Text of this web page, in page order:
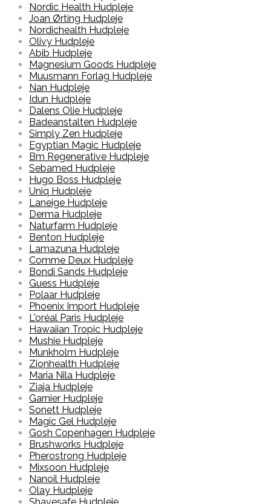
Nordic Health Hudpleje
Joan Ørting Hudpleje
Nordichealth Hudpleje
Olivy Hudpleje
Abib Hudpleje
Magnesium Goods Hudpleje
Muusmann Forlag Hudpleje
Nan Hudpleje
Idun Hudpleje
Dalens Olie Hudpleje
Badeanstalten Hudpleje
Simply Zen Hudpleje
Egyptian Magic Hudpleje
Bm Regenerative Hudpleje
Sebamed Hudpleje
Hugo Boss Hudpleje
Uniq Hudpleje
Laneige Hudpleje
Derma Hudpleje
Naturfarm Hudpleje
Benton Hudpleje
Lamazuna Hudpleje
Comme Deux Hudpleje
Bondi Sands Hudpleje
Guess Hudpleje
Polaar Hudpleje
Phoenix Import Hudpleje
L'oréal Paris Hudpleje
Hawaiian Tropic Hudpleje
Mushie Hudpleje
Munkholm Hudpleje
Zionhealth Hudpleje
Maria Nila Hudpleje
Ziaja Hudpleje
Garnier Hudpleje
Sonett Hudpleje
Magic Gel Hudpleje
Gosh Copenhagen Hudpleje
Brushworks Hudpleje
Pherostrong Hudpleje
Mixsoon Hudpleje
Nanoil Hudpleje
Olay Hudpleje
Shavesafe Hudpleje